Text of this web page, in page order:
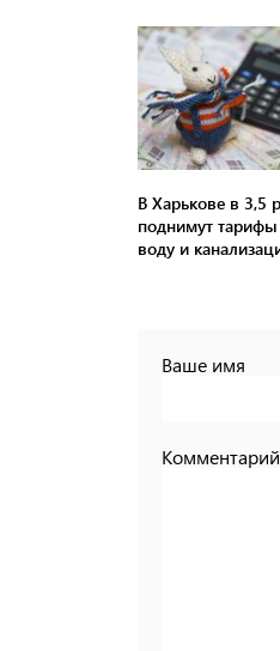
В Харькове в 3,5
поднимут
воду и
Ваше имя
Комментарий